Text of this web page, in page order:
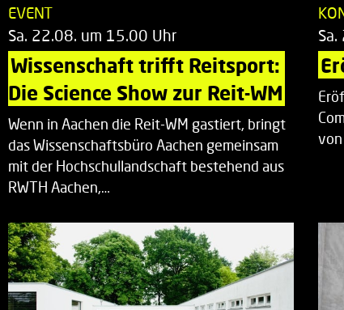
EVENT
Sa. 22.08. um 15.00 Uhr
Wissenschaft trifft Reitsport:
Die Science Show zur Reit-WM
Wenn in Aachen die Reit-WM gastiert, bringt
das Wissenschaftsbüro Aachen gemeinsam
mit der Hochschullandschaft bestehend aus
RWTH Aachen,…
von